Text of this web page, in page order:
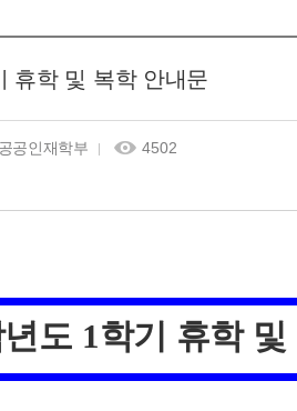
휴학 및 복학 안내문
공인재학부 4502
도 1학기 휴학